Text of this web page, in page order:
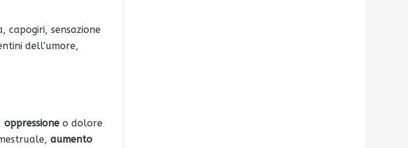
capogiri, sensazione
dell’umore,
oppressione o dolore
aumento